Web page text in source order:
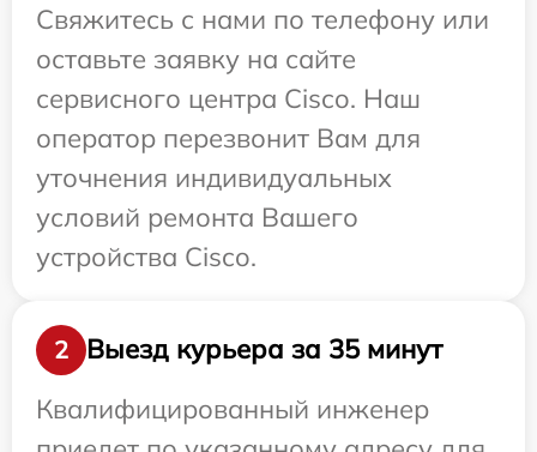
Свяжитесь с нами по телефону или
оставьте заявку на сайте
сервисного центра Cisco. Наш
оператор перезвонит Вам для
уточнения индивидуальных
условий ремонта Вашего
устройства Cisco.
2
Выезд курьера за 35 минут
Квалифицированный инженер